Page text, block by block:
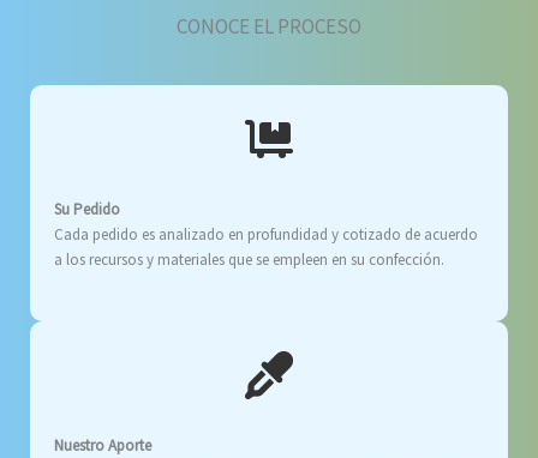
CONOCE EL PROCESO
Su Pedido
Cada pedido es analizado en profundidad y cotizado de acuerdo
a los recursos y materiales que se empleen en su confección.
Nuestro Aporte